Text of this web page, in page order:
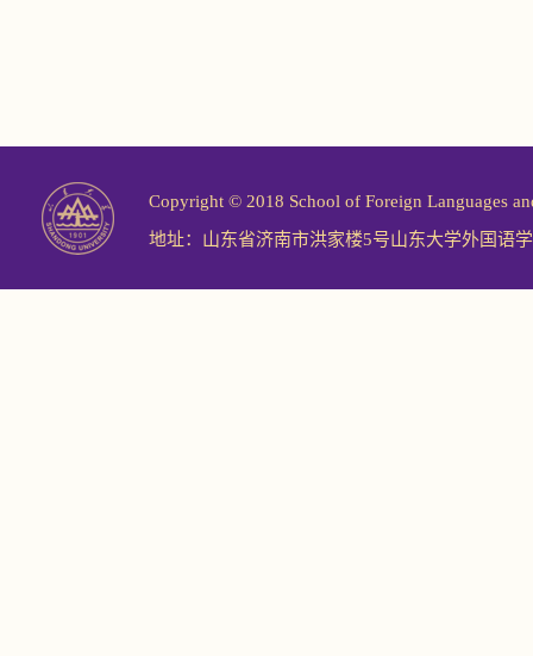
Copyright © 2018 School of Foreign Languages
地址：山东省济南市洪家楼5号山东大学外国语